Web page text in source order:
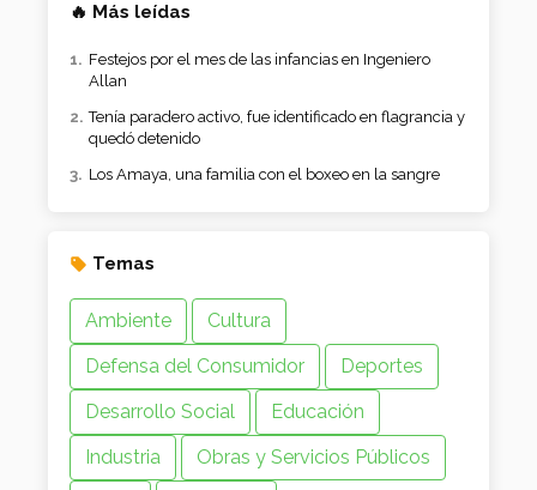
🔥 Más leídas
Festejos por el mes de las infancias en Ingeniero
Allan
Tenía paradero activo, fue identificado en flagrancia y
quedó detenido
Los Amaya, una familia con el boxeo en la sangre
Temas
Ambiente
Cultura
Defensa del Consumidor
Deportes
Desarrollo Social
Educación
Industria
Obras y Servicios Públicos